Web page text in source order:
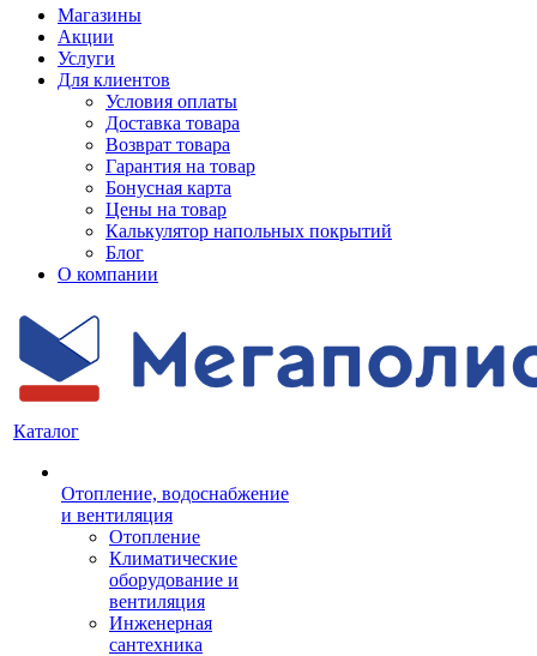
Магазины
Акции
Услуги
Для клиентов
Условия оплаты
Доставка товара
Возврат товара
Гарантия на товар
Бонусная карта
Цены на товар
Калькулятор напольных покрытий
Блог
О компании
Каталог
Отопление, водоснабжение
и вентиляция
Отопление
Климатические
оборудование и
вентиляция
Инженерная
сантехника